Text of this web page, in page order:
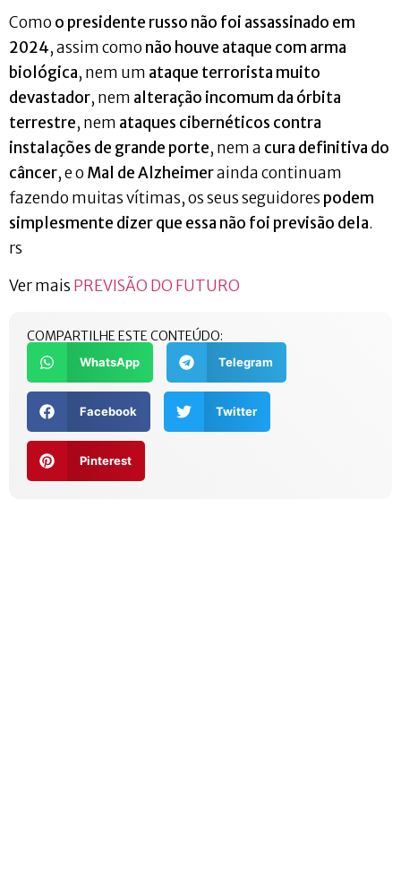
Como o presidente russo não foi assassinado em
2024, assim como não houve ataque com arma
biológica, nem um ataque terrorista muito
devastador, nem alteração incomum da órbita
terrestre, nem ataques cibernéticos contra
instalações de grande porte, nem a cura definitiva do
câncer, e o Mal de Alzheimerainda continuam
fazendo muitas vítimas, os seus seguidores podem
simplesmente dizer que essa não foi previsão dela.
rs
Ver mais PREVISÃO DO FUTURO
COMPARTILHE ESTE CONTEÚDO:
WhatsApp Telegram
Facebook Twitter
Pinterest